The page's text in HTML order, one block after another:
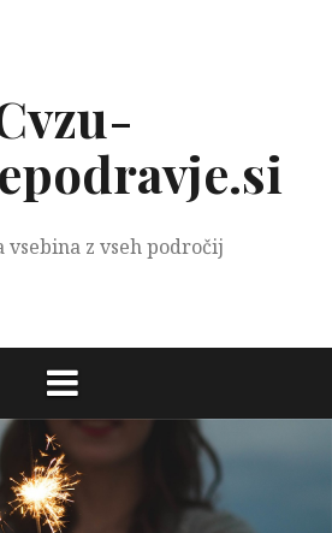
vsebina z vseh področij